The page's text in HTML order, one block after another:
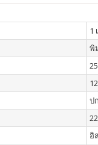
1
พิ
ป
อิ